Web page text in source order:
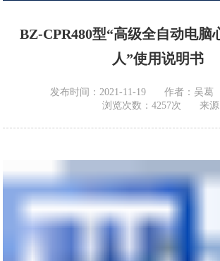
BZ-CPR480型“高级全自动电脑
人”使用说明书
发布时间：2021-11-19 作者：吴葛
浏览次数： 4257次 来源